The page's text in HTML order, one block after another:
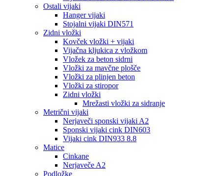
Ostali vijaki
Hanger vijaki
Stojalni vijaki DIN571
Zidni vložki
Kovček vložki + vijaki
Vijačna kljukica z vložkom
Vložek za beton sidrni
Vložki za mavčne plošče
Vložki za plinjen beton
Vložki za stiropor
Zidni vložki
Mrežasti vložki za sidranje
Metrični vijaki
Nerjaveči sponski vijaki A2
Sponski vijaki cink DIN603
Vijaki cink DIN933 8.8
Matice
Cinkane
Nerjaveče A2
Podložke